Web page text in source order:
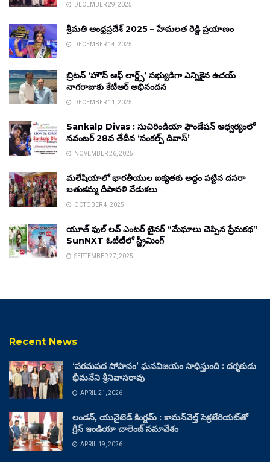
DECEMBER 29, 2025
శ్రీమతి ఆంధ్రప్రదేశ్ 2025 – హేమలత రెడ్డి ప్రయాణం
DECEMBER 14, 2025
బ్రిటన్ ‘హౌస్ ఆఫ్ లార్డ్స్’ సభ్యుడిగా ఎన్నికైన ఉదయ్
నాగరాజుకు కేటీఆర్ అభినందన
DECEMBER 11, 2025
Sankalp Divas : సుచిరిండియా ఫౌండేషన్ ఆధ్వర్యంలో
నవంబర్ 28వ తేదీన ‘సంకల్ప్ దివాస్’
NOVEMBER 26, 2025
మలేషియాలో భారతీయుల ఐక్యతకు అద్దం పట్టిన దసరా
బతుకమ్మ దీపావళి వేడుకలు
OCTOBER 4, 2025
యూత్ ఫుల్ లవ్ ఎంటర్ టైనర్ “మేఘాలు చెప్పిన ప్రేమకథ”
SunNXT ఓటీటీలో స్ట్రీమింగ్
SEPTEMBER 27, 2025
Recent News
‘పరమపద సోపానం’ ఘనవిజయం సాధిస్తుంది : దర్శకుడు
భీమనేని శ్రీనివాసరావు
APRIL 21, 2026
లండన్, యునైటెడ్ కింగ్డమ్ : కామన్‌వెల్త్ సెక్రటేరియట్‌తో
గ్రీన్ ఇండియా చాలెంజ్ సమావేశం
APRIL 19, 2026